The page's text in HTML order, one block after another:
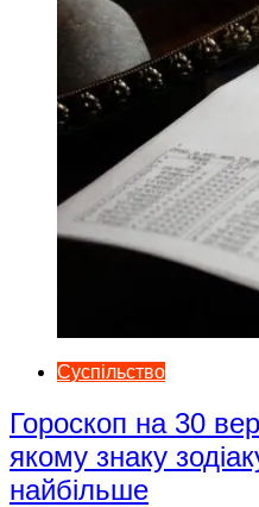
Суспільство
Гороскоп на 30
якому знаку
найбільше